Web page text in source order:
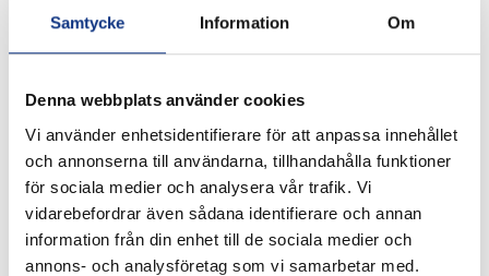
Samtycke Information Om
Denna webbplats använder cookies
Vi använder enhetsidentifierare för att anpassa innehållet
och annonserna till användarna, tillhandahålla funktioner
för sociala medier och analysera vår trafik. Vi
vidarebefordrar även sådana identifierare och annan
information från din enhet till de sociala medier och
annons- och analysföretag som vi samarbetar med.
> Mångsidighet
– Material uppfyller FDA-standarder
(spårförsedda) och polymerrör
– Utmärkt kemisk kompatibilitet
– Mer än 250 artikelnummer
– En koppling för flera tillämpningar: lageroptimering
– Manuell anslutning och frånkoppling
– Kompakta och ergonomiska